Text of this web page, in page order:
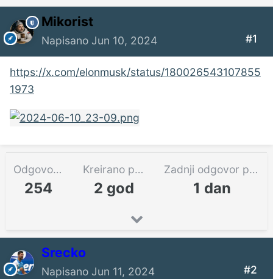
Mikorist
Napisano Jun 10, 2024 #1
https://x.com/elonmusk/status/180026543107855
1973
Odgovora
254
Kreirano pre
2 god
Zadnji odgovor pre
1 dan
Srecko
Napisano Jun 11, 2024 #2